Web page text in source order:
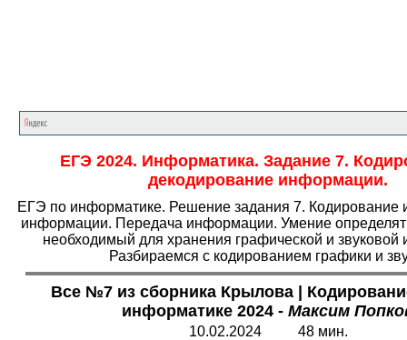
ЕГЭ 2024. Информатика. Задание 7.
декодирование информации.
ЕГЭ по информатике. Решение задания 7. Кодирование
информации. Передача информации. Умение
необходимый для хранения графической и
Разбираемся с кодированием графики и
Все №7 из сборника Крылова |
информатике 2024 - Максим
10.02.2024 48 мин.